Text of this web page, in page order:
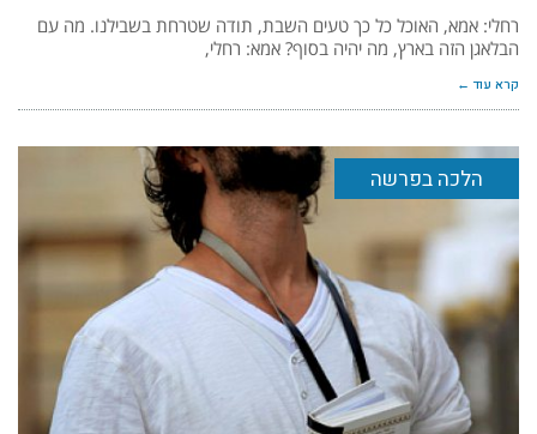
רחלי: אמא, האוכל כל כך טעים השבת, תודה שטרחת בשבילנו. מה עם
הבלאגן הזה בארץ, מה יהיה בסוף? אמא: רחלי,
קרא עוד ←
הלכה בפרשה